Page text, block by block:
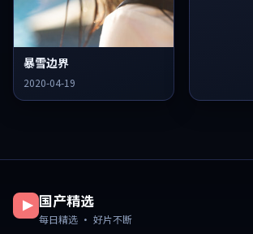
暴雪边界
2020-04-19
国产精选
每日精选 · 好片不断